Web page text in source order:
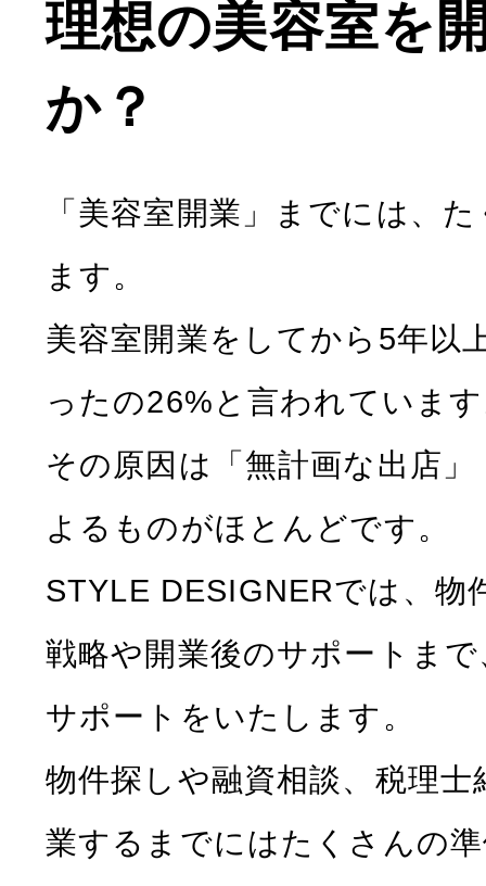
理想の美容室を
か？
「美容室開業」までには、
ます。
美容室開業をしてから5年以
ったの26%と言われていま
その原因は「無計画な出店
よるものがほとんどです。
STYLE DESIGNERでは、物
戦略や開業後のサポートま
サポートをいたします。
物件探しや融資相談、税理
業するまでにはたくさんの